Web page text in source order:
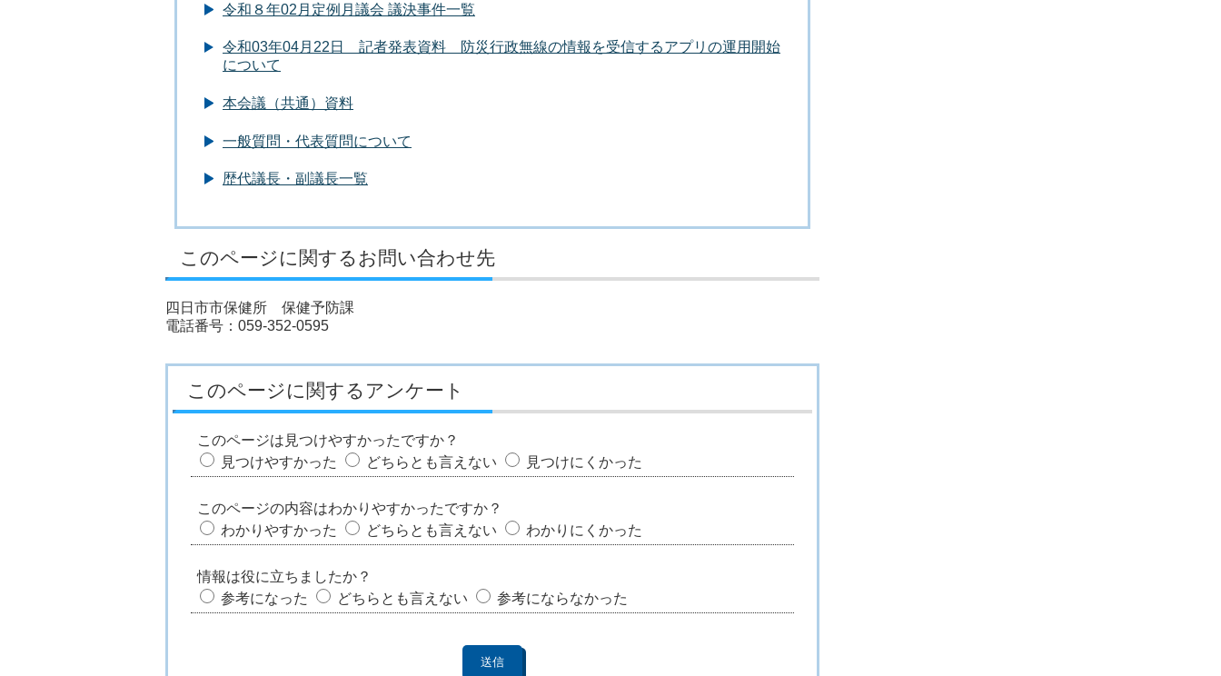
令和８年02月定例月議会 議決事件一覧
令和03年04月22日 記者発表資料 防災行政無線の情報を受信するアプリの運用開始
について
本会議（共通）資料
一般質問・代表質問について
歴代議長・副議長一覧
このページに関するお問い合わせ先
四日市市保健所 保健予防課
電話番号：059-352-0595
このページに関するアンケート
このページは見つけやすかったですか？
見つけやすかった
どちらとも言えない 見つけにくかった
このページの内容はわかりやすかったですか？
わかりやすかった
どちらとも言えない わかりにくかった
情報は役に立ちましたか？
参考になった
どちらとも言えない 参考にならなかった